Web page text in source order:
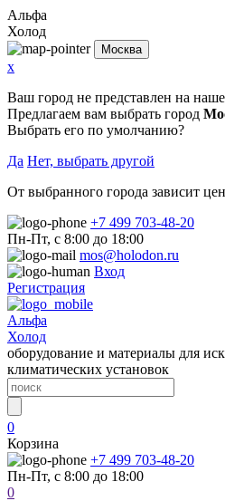
Альфа
Холод
Москва
x
Ваш город не представлен на
Предлагаем вам выбрать город
Выбрать его по умолчанию?
Да Нет, выбрать другой
От выбранного города зависит
+7 499 703-48-20
Пн-Пт, с 8:00 до 18:00
mos@holodon.ru
Вход
Регистрация
Альфа
Холод
оборудование и материалы для
климатических установок
0
Корзина
+7 499 703-48-20
Пн-Пт, с 8:00 до 18:00
0